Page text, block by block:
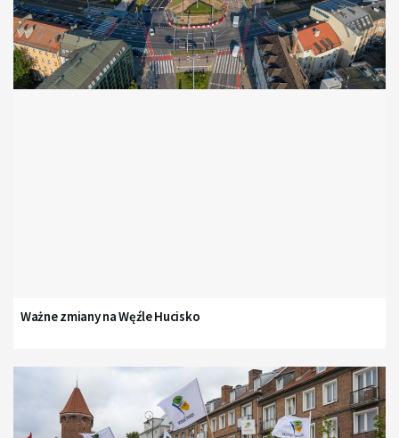
Ważne zmiany na Węźle Hucisko